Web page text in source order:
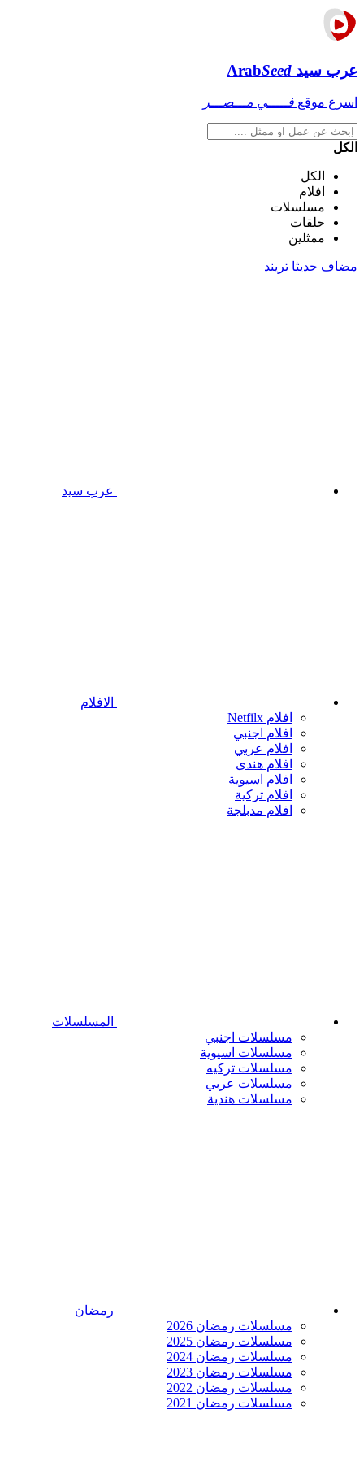
عرب سيد ArabSeed
اسرع موقع فـــــي مـــصـــر
الكل
الكل
افلام
مسلسلات
حلقات
ممثلين
مضاف حديثا تريند
عرب سيد
الافلام
افلام Netfilx
افلام اجنبي
افلام عربي
افلام هندى
افلام اسيوية
افلام تركية
افلام مدبلجة
المسلسلات
مسلسلات اجنبي
مسلسلات اسيوية
مسلسلات تركيه
مسلسلات عربي
مسلسلات هندية
رمضان
مسلسلات رمضان 2026
مسلسلات رمضان 2025
مسلسلات رمضان 2024
مسلسلات رمضان 2023
مسلسلات رمضان 2022
مسلسلات رمضان 2021